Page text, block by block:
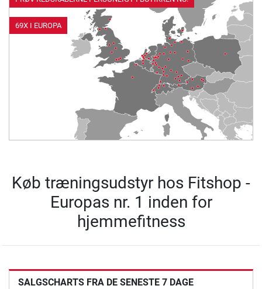
69X I EUROPA
Køb træningsudstyr hos Fitshop -
Europas nr. 1 inden for
hjemmefitness
SALGSCHARTS FRA DE SENESTE 7 DAGE